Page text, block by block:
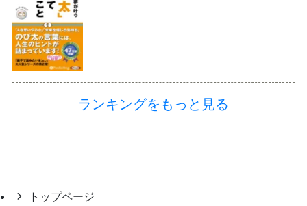
ランキングをもっと見る
トップページ